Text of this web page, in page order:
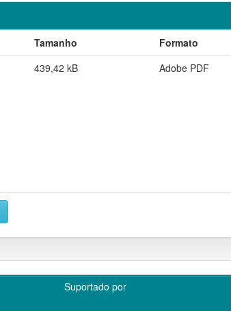
Tamanho
Formato
439,42 kB Adobe PDF
Suportado por